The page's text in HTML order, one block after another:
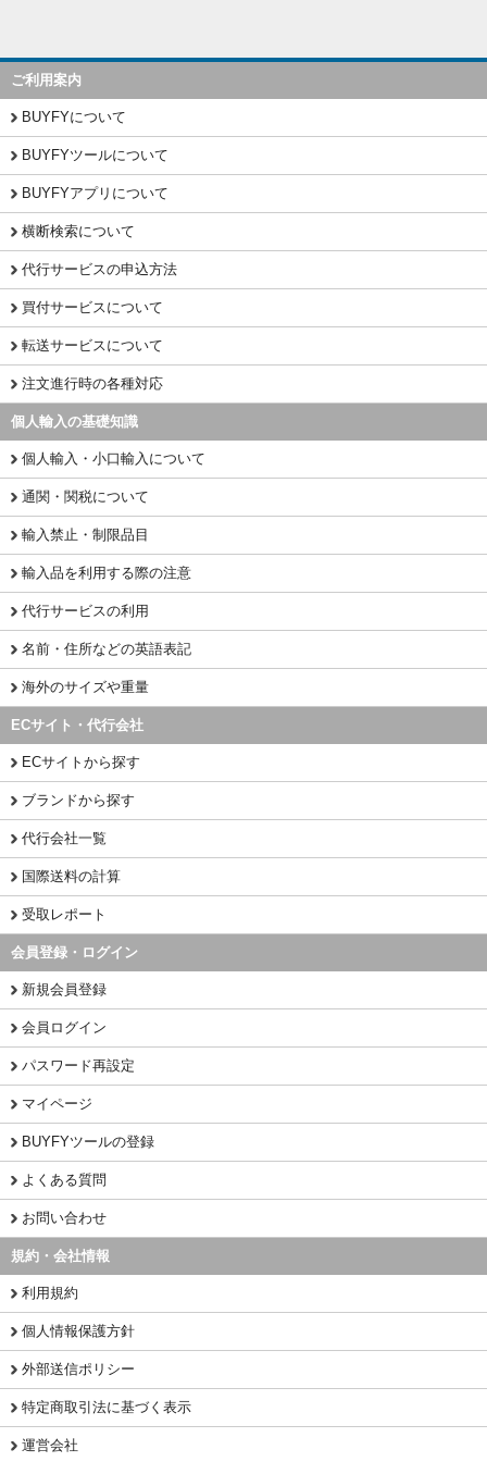
ご利用案内
BUYFYについて
BUYFYツールについて
BUYFYアプリについて
横断検索について
代行サービスの申込方法
買付サービスについて
転送サービスについて
注文進行時の各種対応
個人輸入の基礎知識
個人輸入・小口輸入について
通関・関税について
輸入禁止・制限品目
輸入品を利用する際の注意
代行サービスの利用
名前・住所などの英語表記
海外のサイズや重量
ECサイト・代行会社
ECサイトから探す
ブランドから探す
代行会社一覧
国際送料の計算
受取レポート
会員登録・ログイン
新規会員登録
会員ログイン
パスワード再設定
マイページ
BUYFYツールの登録
よくある質問
お問い合わせ
規約・会社情報
利用規約
個人情報保護方針
外部送信ポリシー
特定商取引法に基づく表示
運営会社